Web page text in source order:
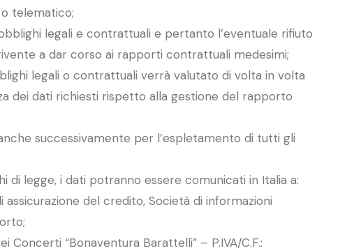
telematico;
legali e contrattuali e pertanto l’eventuale rifiuto
a dar corso ai rapporti contrattuali medesimi;
legali o contrattuali verrà valutato di volta in volta
dei dati richiesti rispetto alla gestione del rapporto
successivamente per l’espletamento di tutti gli
legge, i dati potranno essere comunicati in Italia a:
del credito, Società di informazioni
“Bonaventura Barattelli” – P.IVA/C.F.: